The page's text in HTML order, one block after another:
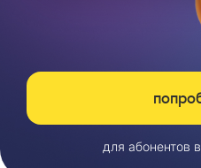
для абонентов